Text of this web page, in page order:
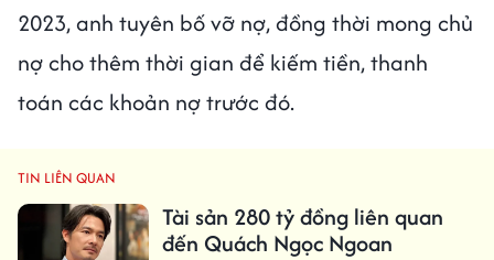
2023, anh tuyên bố vỡ nợ, đồng thời mong chủ
nợ cho thêm thời gian để kiếm tiền, thanh
toán các khoản nợ trước đó.
TIN LIÊN QUAN
Tài sản 280 tỷ đồng liên quan
đến Quách Ngọc Ngoan